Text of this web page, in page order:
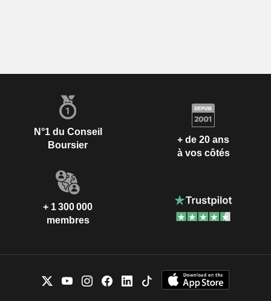
N°1 du Conseil
Boursier
+ de 20 ans
à vos côtés
+ 1 300 000
membres